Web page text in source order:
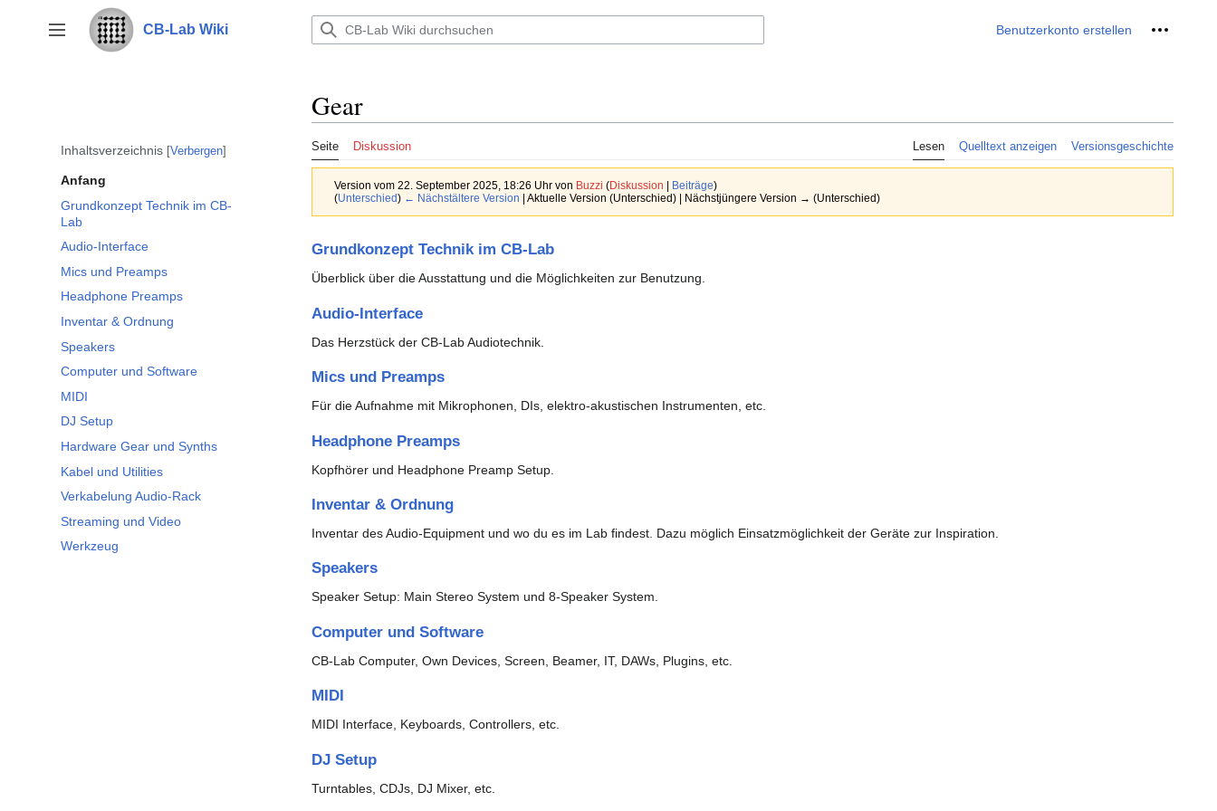
Inhalt
springen
Seitenleiste umschalten
CB-Lab Wiki Benutzerkonto erstellen Meine
Inhaltsverzeichnis Verbergen
Anfang
Grundkonzept Technik im CB-
Lab
Audio-Interface
Mics und Preamps
Headphone Preamps
Inventar & Ordnung
Speakers
Computer und Software
MIDI
DJ Setup
Hardware Gear und Synths
Kabel und Utilities
Verkabelung Audio-Rack
Streaming und Video
Werkzeug
Gear
Seite Diskussion Lesen Quelltext anzeigen Versionsgeschichte
Version vom 22. September 2025, 18:26 Uhr von Buzzi (Diskussion | Beiträge)
(Unterschied) ← Nächstältere Version | Aktuelle Version (Unterschied) | Nächstjüngere Version → (Unterschied)
Grundkonzept Technik im CB-Lab
Überblick über die Ausstattung und die Möglichkeiten zur Benutzung.
Audio-Interface
Das Herzstück der CB-Lab Audiotechnik.
Mics und Preamps
Für die Aufnahme mit Mikrophonen, DIs, elektro-akustischen Instrumenten, etc.
Headphone Preamps
Kopfhörer und Headphone Preamp Setup.
Inventar & Ordnung
Inventar des Audio-Equipment und wo du es im Lab findest. Dazu möglich Einsatzmöglichkeit der Geräte zur Inspiration.
Speakers
Speaker Setup: Main Stereo System und 8-Speaker System.
Computer und Software
CB-Lab Computer, Own Devices, Screen, Beamer, IT, DAWs, Plugins, etc.
MIDI
MIDI Interface, Keyboards, Controllers, etc.
DJ Setup
Turntables, CDJs, DJ Mixer, etc.